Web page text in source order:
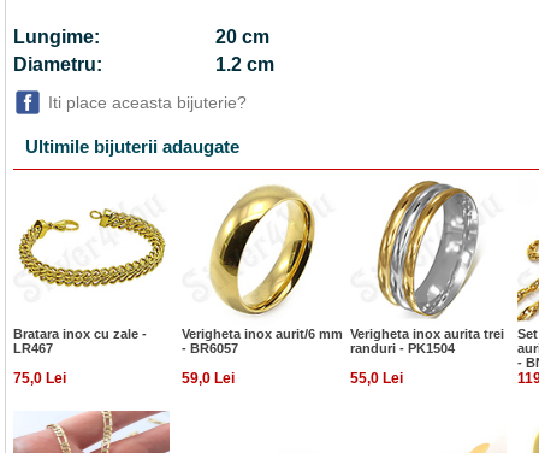
Lungime:
20 cm
Diametru:
1.2 cm
Iti place aceasta bijuterie?
Ultimile bijuterii adaugate
Bratara inox cu zale -
LR467
Verigheta inox aurit/6 mm
- BR6057
Verigheta inox aurita trei
randuri - PK1504
-
75,0 Lei 59,0 Lei 55,0 Lei